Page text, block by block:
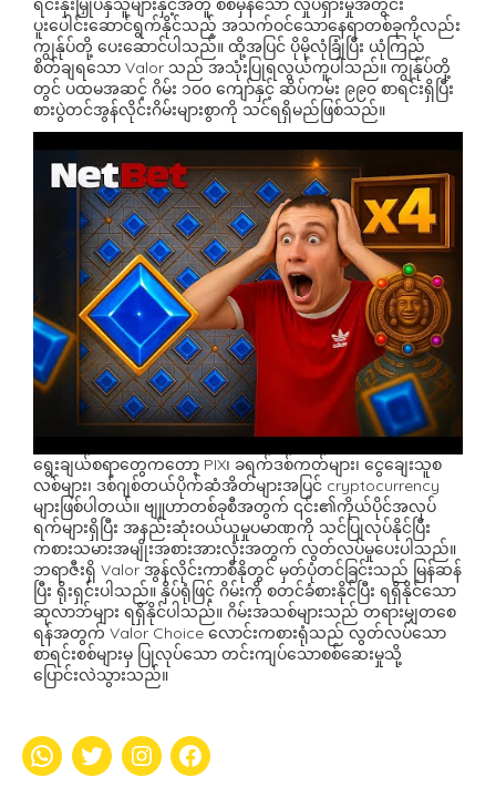
ရင်းနှီးမြှုပ်နှံသူများနှင့်အတူ စစ်မှန်သော လှုပ်ရှားမှုအတွင်း
ပူးပေါင်းဆောင်ရွက်နိုင်သည့် အသက်ဝင်သောနေရာတစ်ခုကိုလည်း
ကျွန်ုပ်တို့ ပေးဆောင်ပါသည်။ ထို့အပြင် ပိုမိုလုံခြုံပြီး ယုံကြည်
စိတ်ချရသော Valor သည် အသုံးပြုရလွယ်ကူပါသည်။ ကျွန်ုပ်တို့
တွင် ပထမအဆင့် ဂိမ်း ၁၀၀ ကျော်နှင့် ဆိပ်ကမ်း ၉၉၀ စာရင်းရှိပြီး
စားပွဲတင်အွန်လိုင်းဂိမ်းများစွာကို သင်ရရှိမည်ဖြစ်သည်။
ရွေးချယ်စရာတွေကတော့ PIX၊ ခရက်ဒစ်ကတ်များ၊ ငွေချေးသူစ
လစ်များ၊ ဒစ်ဂျစ်တယ်ပိုက်ဆံအိတ်များအပြင် cryptocurrency
များဖြစ်ပါတယ်။ ဗျူဟာတစ်ခုစီအတွက် ၎င်း၏ကိုယ်ပိုင်အလုပ်
ရက်များရှိပြီး အနည်းဆုံးဝယ်ယူမှုပမာဏကို သင်ပြုလုပ်နိုင်ပြီး
ကစားသမားအမျိုးအစားအားလုံးအတွက် လွတ်လပ်မှုပေးပါသည်။
ဘရာဇီးရှိ Valor အွန်လိုင်းကာစီနိုတွင် မှတ်ပုံတင်ခြင်းသည် မြန်ဆန်
ပြီး ရိုးရှင်းပါသည်။ နှိပ်ရုံဖြင့် ဂိမ်းကို စတင်ခံစားနိုင်ပြီး ရရှိနိုင်သော
ဆုလာဘ်များ ရရှိနိုင်ပါသည်။ ဂိမ်းအသစ်များသည် တရားမျှတစေ
ရန်အတွက် Valor Choice လောင်းကစားရုံသည် လွတ်လပ်သော
စာရင်းစစ်များမှ ပြုလုပ်သော တင်းကျပ်သောစစ်ဆေးမှုသို့
ပြောင်းလဲသွားသည်။
whatsappTwitterInstagramFacebook